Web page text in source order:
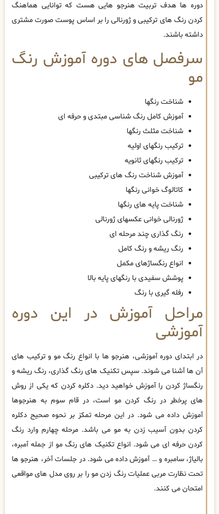
دوره ها هدف تربیت هنرجو هایی هست که توانایی هماهنگ
کردن رنگ های ترکیبی و ژورنالی را بر اساس پوست صورت مشتری
داشته باشند.
سرفصل های دوره آموزش رنگ
مو
شناخت رنگها
آموزش کامل رنگ شناسی مبتدی و حرفه ای
شناخت مثلث رنگها
ترکیب رنگهای اولیه
ترکیب رنگهای ثانویه
آموزش شناخت رنگ های ترکیبی
کاتالوگ خوانی رنگها
شناخت پایه های رنگها
ژورنالی خوانی عکسهای ژورنالی
رنگ گذاری چند مرحله ای
رنگ ریشه و رنگ کامل
انواع رنگساژهای مکمل
پوشش سفیدی با رنگهای پایه بالا
رفله گیری با رنگ
مراحل آموزش در این دوره
آموزشی
در ابتدای دوره آموزشی، هنرجو ها با انواع رنگ مو و ترکیب های
آن ها آشنا می شوند. سپس تکنیک های رنگ گذاری، رنگ ریشه و
رنگساژ کردن را آموزش خواهید دید. دکلره کردن که یکی از روش
های پرخطر در رنگ کردن مو است، در قام سوم به هنرجوها
آموزش داده می شود. در این مرحله تمکز بر نحوه صحیح دکلره
کردن بدون آسیب زدن به مو می باشد. مرحله چهارم وارد رنگ
کردن حرفه ای می شود. انواع تکنیک های رنگ مو از جمله آمبره،
بالیاژ، سامبره و … آموزش داده می شود. در جلسات آخر، هنرجو ها
تحت نظارت مربی عملیات رنگ زدن مو را بر روی مدل های مواقعی
امتحان می کنند.